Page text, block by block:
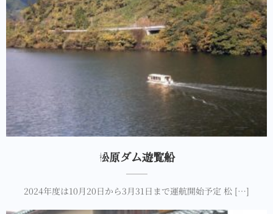
松原ダム遊覧船
2024年度は10月20日から3月31日まで運航開始予定 松 […]